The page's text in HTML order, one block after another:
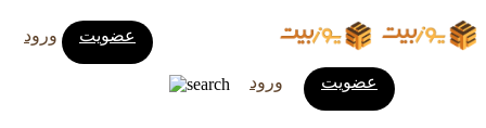
ورود عضویت
ورود عضویت